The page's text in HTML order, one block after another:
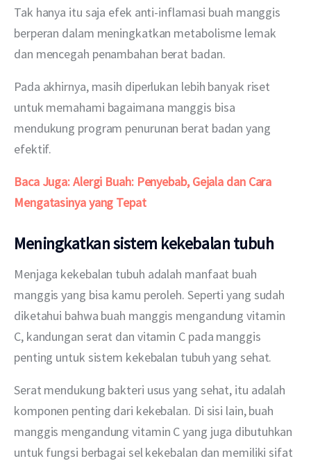
Tak hanya itu saja efek anti-inflamasi buah manggis
berperan dalam meningkatkan metabolisme lemak
dan mencegah penambahan berat badan.
Pada akhirnya, masih diperlukan lebih banyak riset
untuk memahami bagaimana manggis bisa
mendukung program penurunan berat badan yang
efektif.
Baca Juga:Alergi Buah: Penyebab, Gejala dan Cara
Mengatasinya yang Tepat
Meningkatkan sistem kekebalan tubuh
Menjaga kekebalan tubuh adalah manfaat buah
manggis yang bisa kamu peroleh. Seperti yang sudah
diketahui bahwa buah manggis mengandung vitamin
C, kandungan serat dan vitamin C pada manggis
penting untuk sistem kekebalan tubuh yang sehat.
Serat mendukung bakteri usus yang sehat, itu adalah
komponen penting dari kekebalan. Di sisi lain, buah
manggis mengandung vitamin C yang juga dibutuhkan
untuk fungsi berbagai sel kekebalan dan memiliki sifat